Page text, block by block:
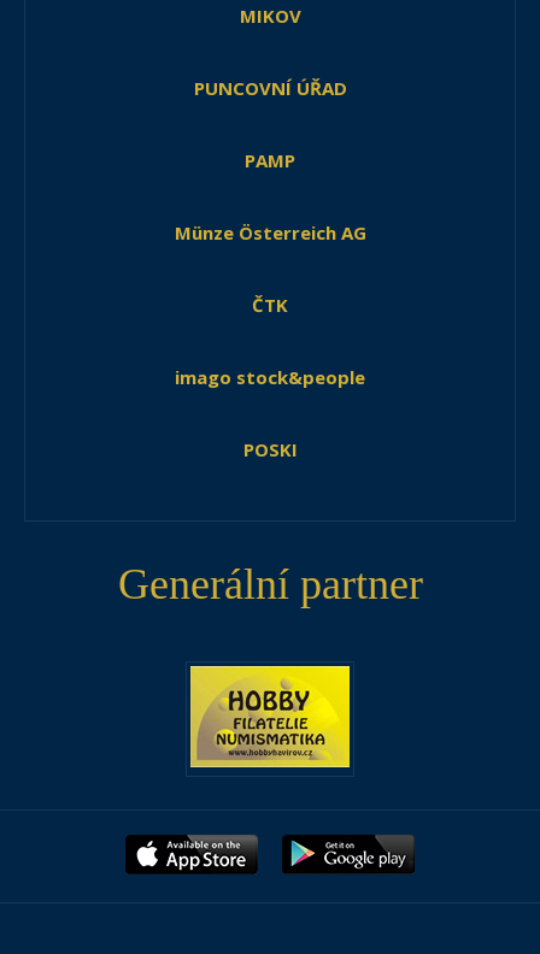
MIKOV
PUNCOVNÍ ÚŘAD
PAMP
Münze Österreich AG
ČTK
imago stock&people
POSKI
Generální partner